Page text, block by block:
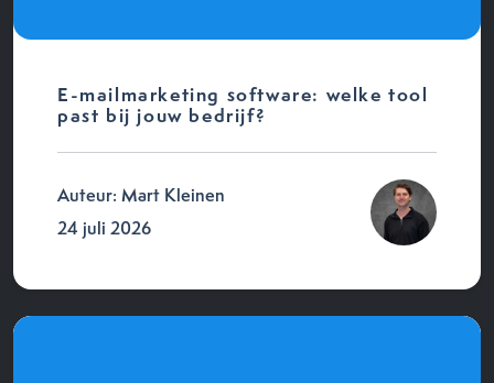
E-mailmarketing software: welke tool
past bij jouw bedrijf?
Auteur: Mart Kleinen
24 juli 2026